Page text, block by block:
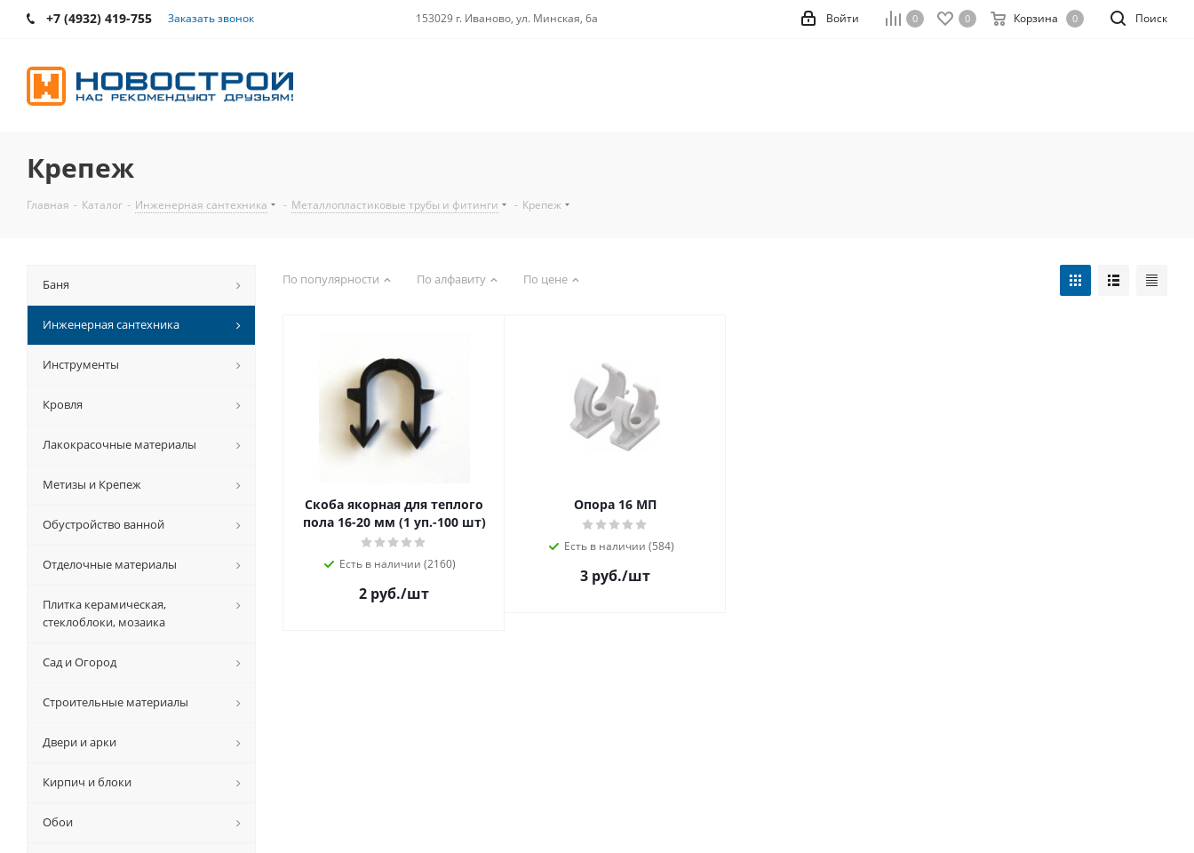
+7 (4932) 419-755 Заказать звонок 153029 г. Иваново, ул. Минская, 6а Поиск
0 0 Корзина 0
Войти
Крепеж
Главная - Каталог - Инженерная сантехника - Металлопластиковые трубы и фитинги - Крепеж
По популярности По алфавиту По цене
Скоба якорная для теплого
пола 16-20 мм (1 уп.-100 шт)
Есть в наличии (2160)
2 руб./шт
Опора 16 МП
Есть в наличии (584)
3 руб./шт
Баня
Инженерная сантехника
Инструменты
Кровля
Лакокрасочные материалы
Метизы и Крепеж
Обустройство ванной
Отделочные материалы
Плитка керамическая,
стеклоблоки, мозаика
Сад и Огород
Строительные материалы
Двери и арки
Кирпич и блоки
Обои